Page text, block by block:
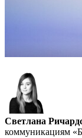
Светлана
коммуникациям